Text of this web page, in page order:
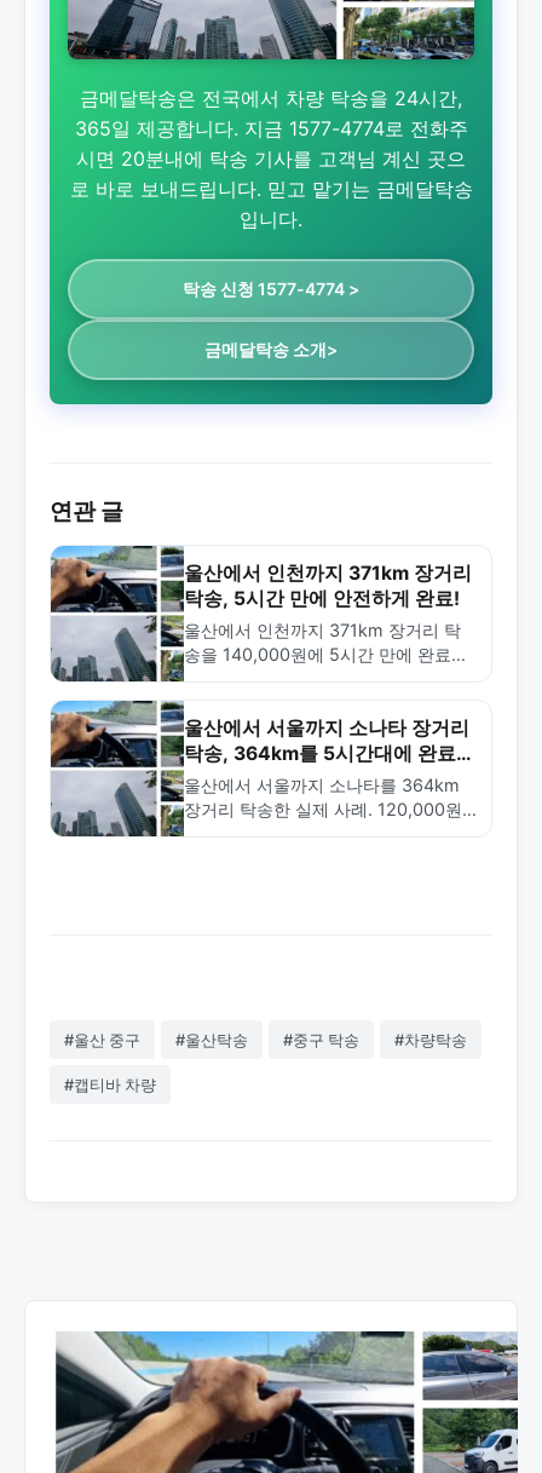
금메달탁송은 전국에서 차량 탁송을 24시간,
365일 제공합니다. 지금 1577-4774로 전화주
시면 20분내에 탁송 기사를 고객님 계신 곳으
로 바로 보내드립니다. 믿고 맡기는 금메달탁송
입니다.
탁송 신청 1577-4774 >
금메달탁송 소개>
연관 글
울산에서 인천까지 371km 장거리
탁송, 5시간 만에 안전하게 완료!
울산에서 인천까지 371km 장거리 탁
송을 140,000원에 5시간 만에 완료한
합니다.
울산에서 서울까지 소나타 장거리
탁송, 364km를 5시간대에 완료한
사례
울산에서 서울까지 소나타를 364km
장거리 탁송한 실제 사례. 120,000원
#울산 중구 #울산탁송 #중구 탁송 #차량탁송
#캡티바 차량